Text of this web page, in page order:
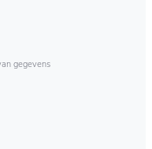
gegevens